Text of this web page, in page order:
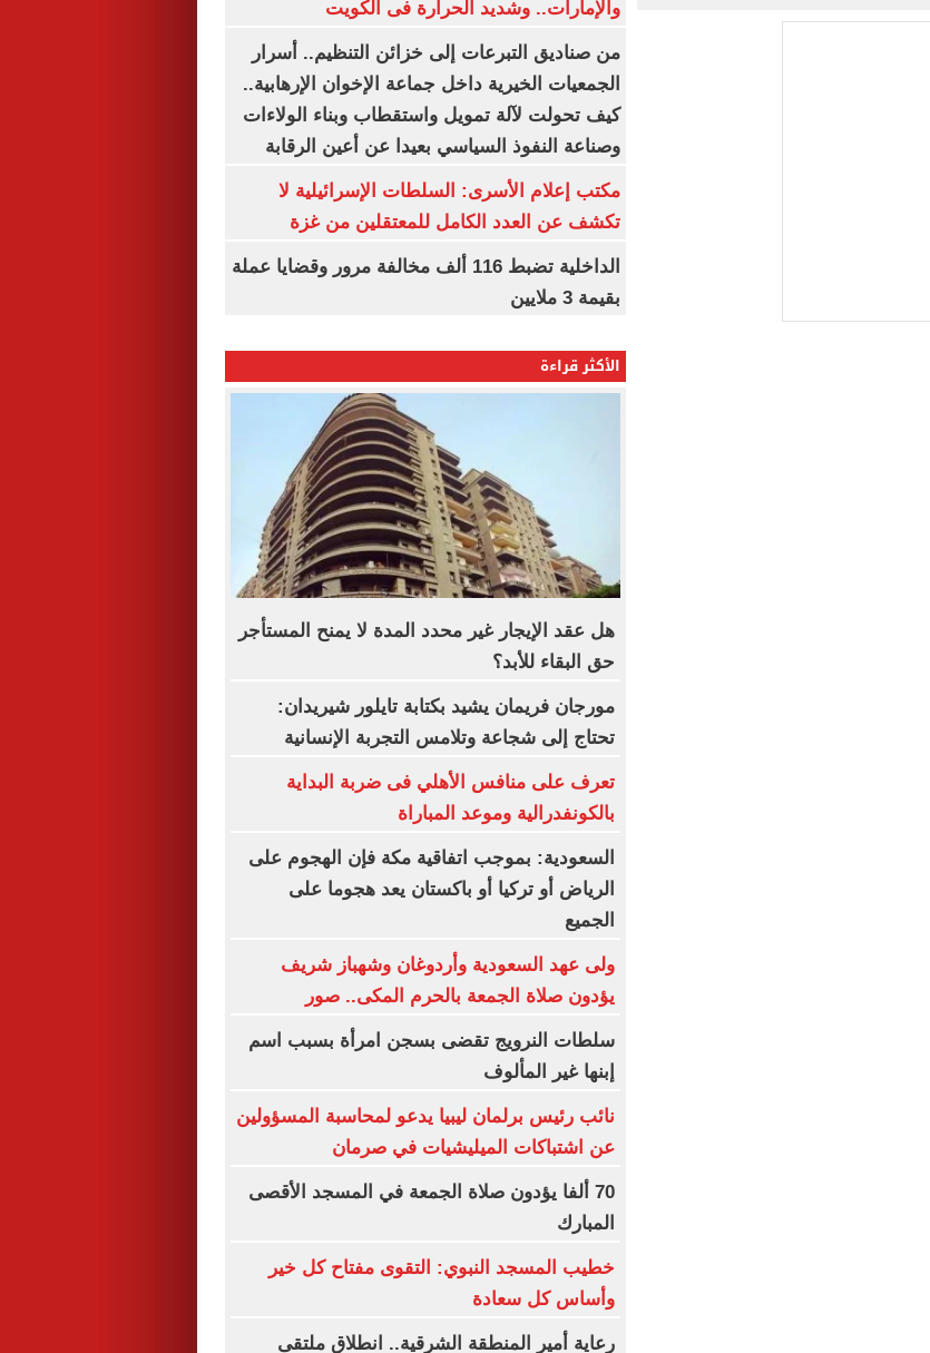
والإمارات.. وشديد الحرارة فى الكويت
من صناديق التبرعات إلى خزائن التنظيم.. أسرار
الجمعيات الخيرية داخل جماعة الإخوان الإرهابية..
كيف تحولت لآلة تمويل واستقطاب وبناء الولاءات
وصناعة النفوذ السياسي بعيدا عن أعين الرقابة
مكتب إعلام الأسرى: السلطات الإسرائيلية لا
تكشف عن العدد الكامل للمعتقلين من غزة
الداخلية تضبط 116 ألف مخالفة مرور وقضايا عملة
بقيمة 3 ملايين
الأكثر قراءة
هل عقد الإيجار غير محدد المدة لا يمنح المستأجر
حق البقاء للأبد؟
مورجان فريمان يشيد بكتابة تايلور شيريدان:
تحتاج إلى شجاعة وتلامس التجربة الإنسانية
تعرف على منافس الأهلي فى ضربة البداية
بالكونفدرالية وموعد المباراة
السعودية: بموجب اتفاقية مكة فإن الهجوم على
الرياض أو تركيا أو باكستان يعد هجوما على
الجميع
ولى عهد السعودية وأردوغان وشهباز شريف
يؤدون صلاة الجمعة بالحرم المكى.. صور
سلطات النرويج تقضى بسجن امرأة بسبب اسم
إبنها غير المألوف
نائب رئيس برلمان ليبيا يدعو لمحاسبة المسؤولين
عن اشتباكات الميليشيات في صرمان
70 ألفا يؤدون صلاة الجمعة في المسجد الأقصى
المبارك
خطيب المسجد النبوي: التقوى مفتاح كل خير
وأساس كل سعادة
رعاية أمير المنطقة الشرقية.. انطلاق ملتقى